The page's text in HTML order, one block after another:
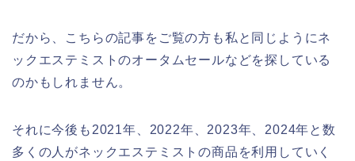
だから、こちらの記事をご覧の方も私と同じようにネ
ックエステミストのオータムセールなどを探している
のかもしれません。
それに今後も2021年、2022年、2023年、2024年と数
多くの人がネックエステミストの商品を利用していく